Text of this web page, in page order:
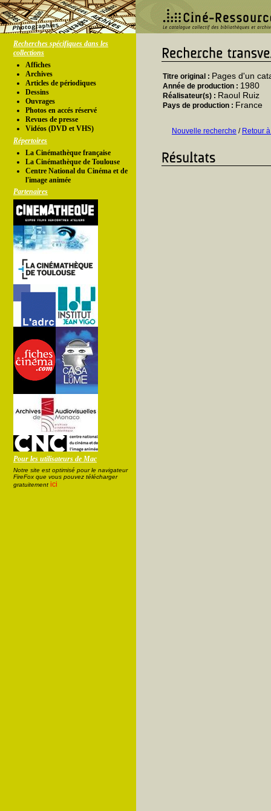
Recherches spécifiques dans les
collections
Affiches
Archives
Articles de périodiques
Dessins
Ouvrages
Photos en accés réservé
Revues de presse
Vidéos (DVD et VHS)
Répertoires
La Cinémathèque française
La Cinémathèque de Toulouse
Centre National du Cinéma et de
l'image animée
Partenaires
Pour les utilisateurs de Mac
Notre site est optimisé pour le navigateur
FireFox que vous pouvez télécharger
gratuitement ici
Titre original : Pages d'un
Année de production : 1980
Réalisateur(s) : Raoul Ruiz
Pays de production : France
Nouvelle recherche / Retour